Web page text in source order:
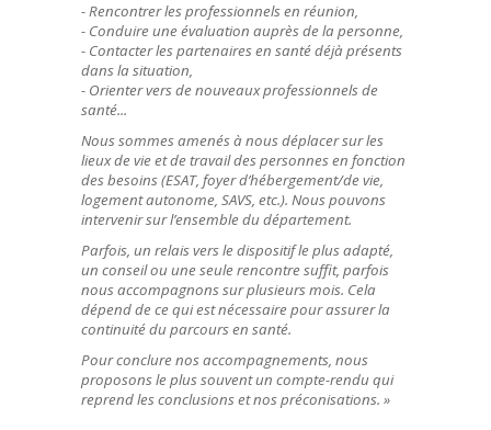
- Rencontrer les professionnels en réunion,
- Conduire une évaluation auprès de la personne,
- Contacter les partenaires en santé déjà présents
dans la situation,
- Orienter vers de nouveaux professionnels de
santé...
Nous sommes amenés à nous déplacer sur les
lieux de vie et de travail des personnes en fonction
des besoins (ESAT, foyer d’hébergement/de vie,
logement autonome, SAVS, etc.). Nous pouvons
intervenir sur l’ensemble du département.
Parfois, un relais vers le dispositif le plus adapté,
un conseil ou une seule rencontre suffit, parfois
nous accompagnons sur plusieurs mois. Cela
dépend de ce qui est nécessaire pour assurer la
continuité du parcours en santé.
Pour conclure nos accompagnements, nous
proposons le plus souvent un compte-rendu qui
reprend les conclusions et nos préconisations. »